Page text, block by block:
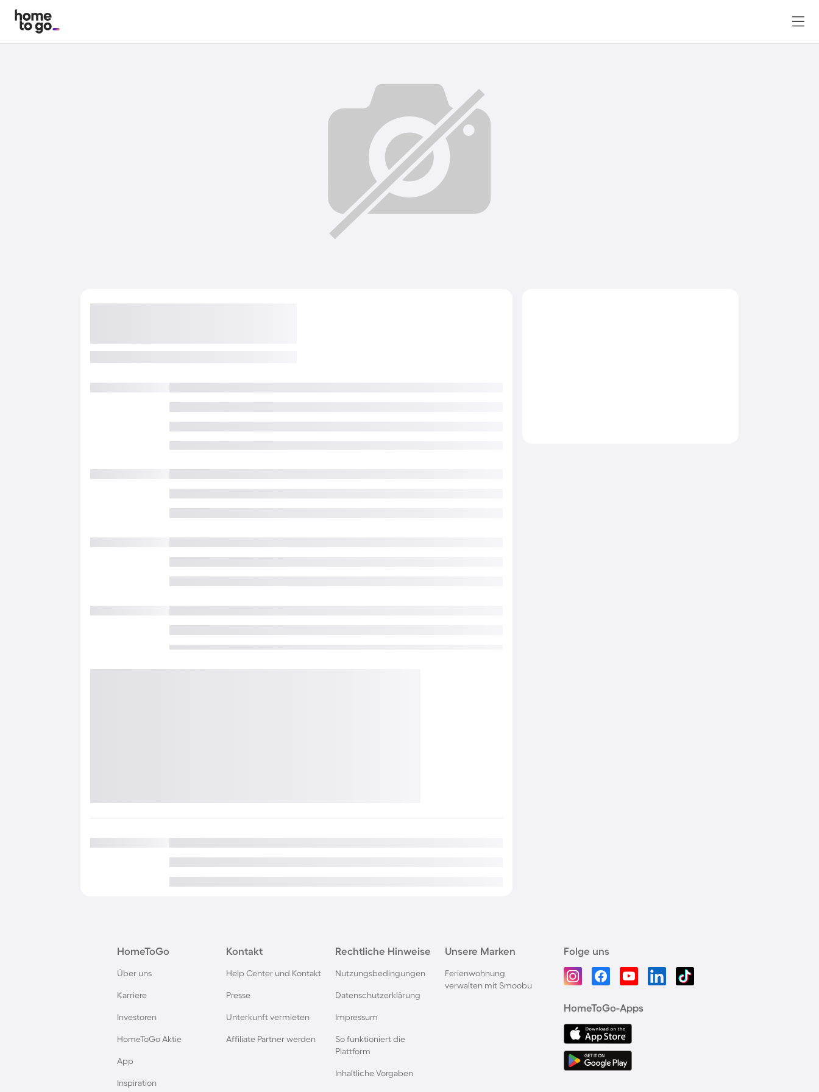
HomeToGo
Über uns
Karriere
Investoren
HomeToGo Aktie
App
Inspiration
Kontakt
Help Center und Kontakt
Presse
Unterkunft vermieten
Affiliate Partner werden
Rechtliche Hinweise
Nutzungsbedingungen
Datenschutzerklärung
Impressum
So funktioniert die
Plattform
Inhaltliche Vorgaben
Unsere Marken
Ferienwohnung
verwalten mit Smoobu
Folge uns
HomeToGo-Apps